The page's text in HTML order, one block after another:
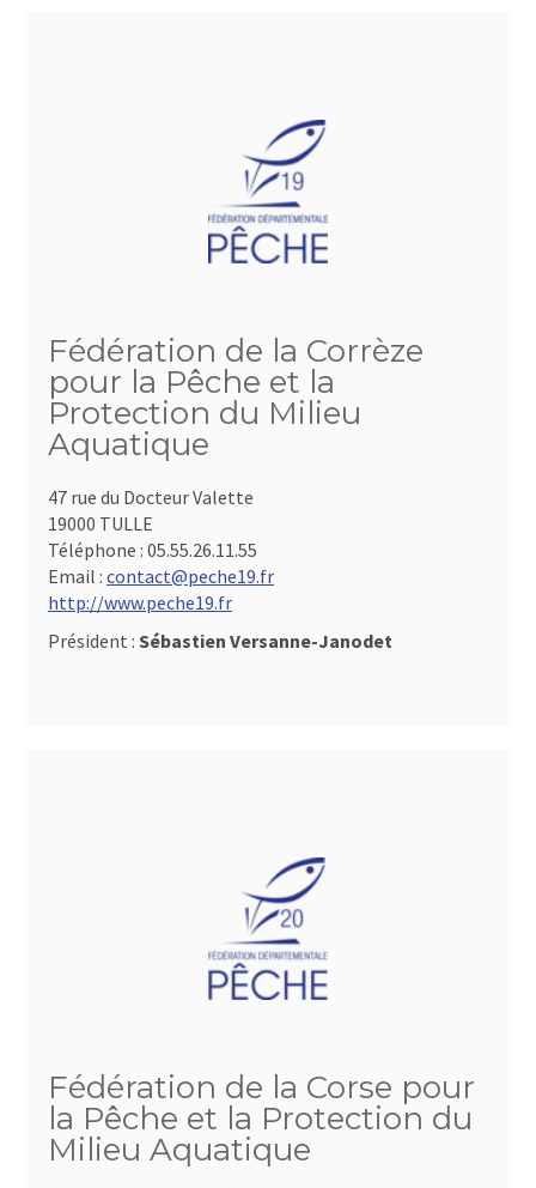
Fédération de la Corrèze
pour la Pêche et la
Protection du Milieu
Aquatique
47 rue du Docteur Valette
19000 TULLE
Téléphone : 05.55.26.11.55
Email : contact@peche19.fr
http://www.peche19.fr
Président : Sébastien Versanne-Janodet
Fédération de la Corse pour
la Pêche et la Protection du
Milieu Aquatique